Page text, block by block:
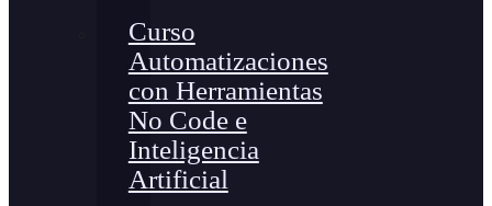
Curso
Automatizaciones
con Herramientas
No Code e
Inteligencia
Artificial